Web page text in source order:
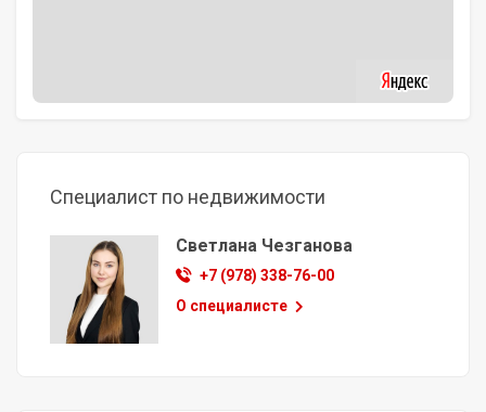
Специалист по недвижимости
Светлана Чезганова
+7 (978) 338-76-00
О специалисте